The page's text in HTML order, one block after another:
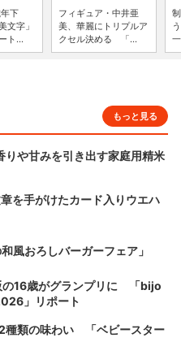
下
文字」
ト...
フィギュア・中井亜
美、華麗にトリプルア
クセル決める 「...
もっと見る
や甘みを引き出す家庭用精米
を手がけたカード入りウエハ
風おろしバーガーフェア」
の16歳がグランプリに 「bijo
」リポート
種類の味わい 「ベビースター